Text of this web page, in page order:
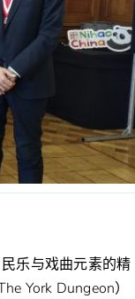
乐与戏曲元素的精
York Dungeon）